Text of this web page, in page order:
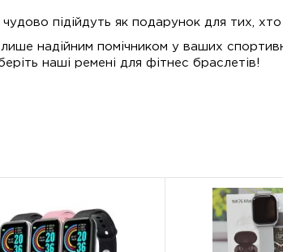
чудово підійдуть як подарунок для тих,
надійним помічником у ваших
наші ремені для фітнес браслетів!